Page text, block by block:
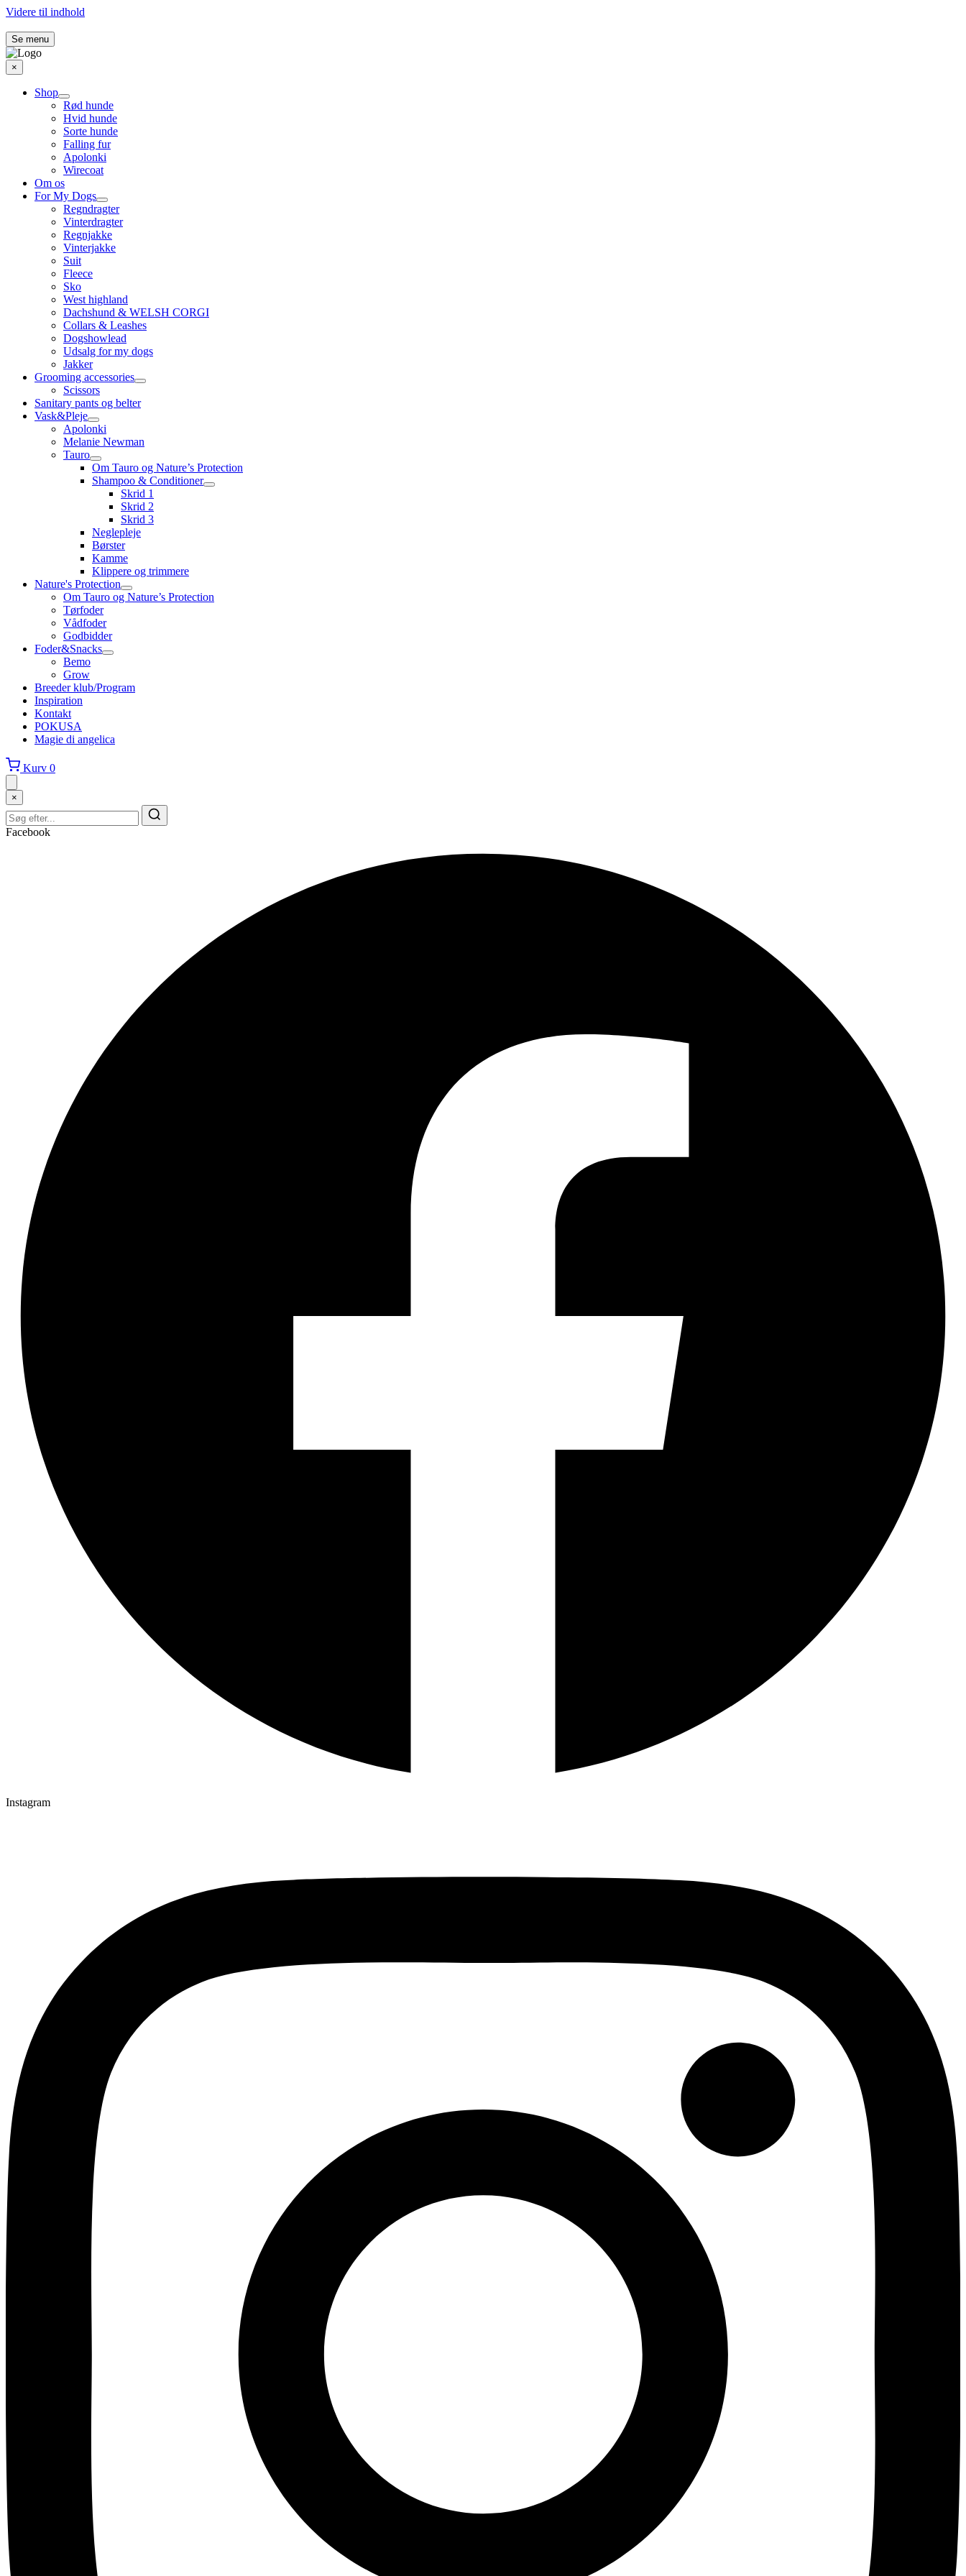
Videre til indhold
Se menu
×
Shop
Rød hunde
Hvid hunde
Sorte hunde
Falling fur
Apolonki
Wirecoat
Om os
For My Dogs
Regndragter
Vinterdragter
Regnjakke
Vinterjakke
Suit
Fleece
Sko
West highland
Dachshund & WELSH CORGI
Collars & Leashes
Dogshowlead
Udsalg for my dogs
Jakker
Grooming accessories
Scissors
Sanitary pants og belter
Vask&Pleje
Apolonki
Melanie Newman
Tauro
Om Tauro og Nature’s Protection
Shampoo & Conditioner
Skrid 1
Skrid 2
Skrid 3
Neglepleje
Børster
Kamme
Klippere og trimmere
Nature's Protection
Om Tauro og Nature’s Protection
Tørfoder
Vådfoder
Godbidder
Foder&Snacks
Bemo
Grow
Breeder klub/Program
Inspiration
Kontakt
POKUSA
Magie di angelica
Kurv 0
×
Facebook
Instagram